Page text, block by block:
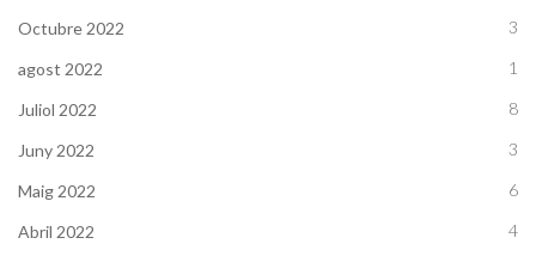
Octubre 2022 3
agost 2022 1
Juliol 2022 8
Juny 2022 3
Maig 2022 6
Abril 2022 4